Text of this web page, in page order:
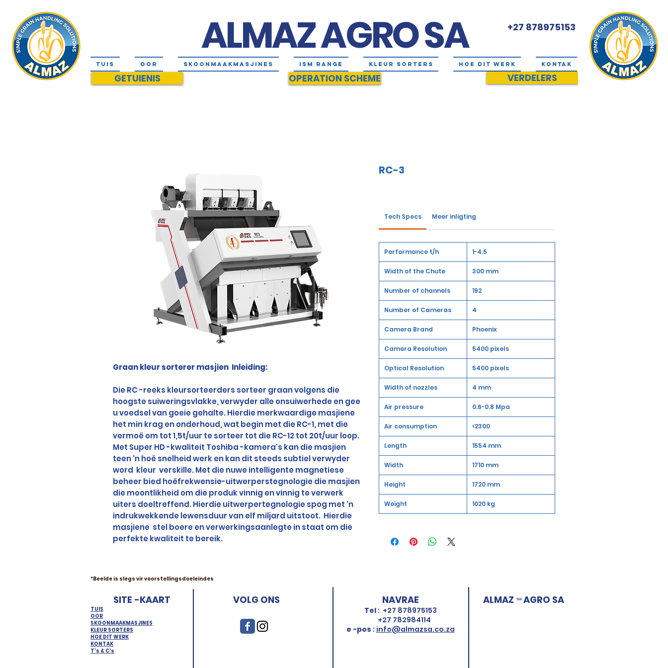
ALMAZ AGRO SA +27 878975153
TUIS OOR SKOONMAAKMASJINES ISM RANGE KLEUR SORTERS HOE DIT WERK KONTAK
GETUIENIS OPERATION SCHEME VERDELERS
Graan kleur sorterer masjien Inleiding:
Die RC -reeks kleursorteerders sorteer graan volgens die
hoogste suiweringsvlakke, verwyder alle onsuiwerhede en gee
u voedsel van goeie gehalte. Hierdie merkwaardige masjiene
het min krag en onderhoud, wat begin met die RC-1, met die
vermoë om tot 1,5t/uur te sorteer tot die RC-12 tot 20t/uur loop.
Met Super HD -kwaliteit Toshiba -kamera's kan die masjien
teen 'n hoë snelheid werk en kan dit steeds subtiel verwyder
word kleur verskille. Met die nuwe intelligente magnetiese
beheer bied hoëfrekwensie-uitwerperstegnologie die masjien
die moontlikheid om die produk vinnig en vinnig te verwerk
uiters doeltreffend. Hierdie uitwerpertegnologie spog met 'n
indrukwekkende lewensduur van elf miljard uitstoot. Hierdie
masjiene stel boere en verwerkingsaanlegte in staat om die
perfekte kwaliteit te bereik.
RC-3
Tech Specs Meer inligting
Performance t/h 1-4.5
Width of the Chute 300 mm
Number of channels 192
Number of Cameras 4
Camera Brand Phoenix
Camera Resolution 5400 pixels
Optical Resolution 5400 pixels
Width of nozzles 4 mm
Air pressure 0.6-0.8 Mpa
Air consumption <2300
Length 1554 mm
Width 1710 mm
Height 1720 mm
Weight 1020 kg
*Beelde is slegs vir voorstellingsdoeleindes
SITE -KAART
TUIS
OOR
SKOONMAAKMASJINES
KLEUR SORTERS
HOE DIT WERK
KONTAK
T's & C's
VOLG ONS NAVRAE
Tel: +27 878975153
+27 782984114
e -pos : info@almazsa.co.za
ALMAZ ™ AGRO SA